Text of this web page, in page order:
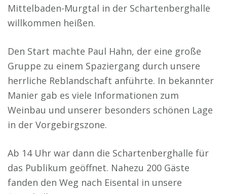
Mittelbaden-Murgtal in der Schartenberghalle
willkommen heißen.
Den Start machte Paul Hahn, der eine große
Gruppe zu einem Spaziergang durch unsere
herrliche Reblandschaft anführte. In bekannter
Manier gab es viele Informationen zum
Weinbau und unserer besonders schönen Lage
in der Vorgebirgszone.
Ab 14 Uhr war dann die Schartenberghalle für
das Publikum geöffnet. Nahezu 200 Gäste
fanden den Weg nach Eisental in unsere